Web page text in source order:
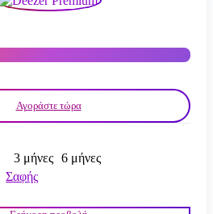
Αγοράστε τώρα
3 μήνες 6 μήνες
Σαφής